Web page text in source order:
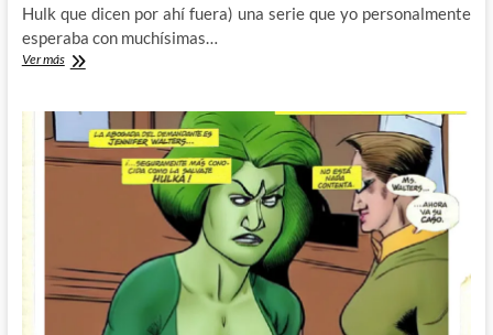
Hulk que dicen por ahí fuera) una serie que yo personalmente
esperaba con muchísimas…
Ver másHulka:
satisfactorio
y
original
indiferente
a